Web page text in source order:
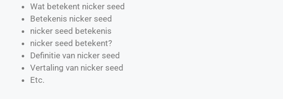
Wat betekent nicker seed
Betekenis nicker seed
nicker seed betekenis
nicker seed betekent?
Definitie van nicker seed
Vertaling van nicker seed
Etc.